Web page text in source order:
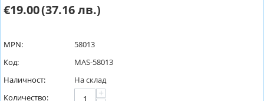
€19.00(37.16 лв.)
MPN:
58013
Код:
MAS-58013
Наличност:
На склад
Количество:
+